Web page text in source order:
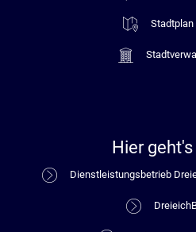
Stadtplan
Hier
Dienstleistungsbetrieb